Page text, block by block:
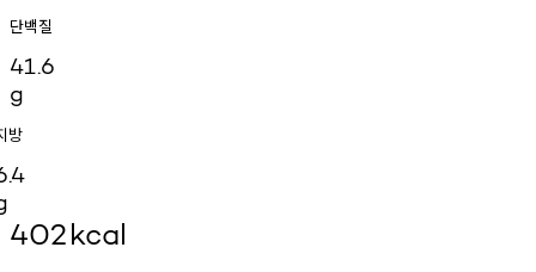
단백질
41.6
g
방
402kcal